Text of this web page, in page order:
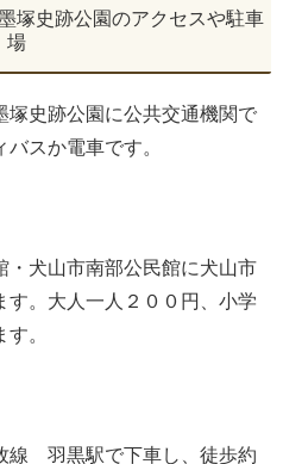
塚史跡公園のアクセスや駐車
場
塚史跡公園に公共交通機関で
スか電車です。
・犬山市南部公民館に犬山市
す。大人一人２００円、小学
。
線 羽黒駅で下車し、徒歩約